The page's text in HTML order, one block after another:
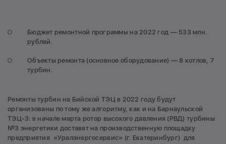
Бюджет ремонтной программы на 2022 год — 533 млн.
рублей.
Объекты ремонта (основное оборудование) — 8 котлов, 7
турбин.
Ремонты турбин на Бийской ТЭЦ в 2022 году будут
организованы по тому же алгоритму, как и на Барнаульской
ТЭЦ-3: в начале марта ротор высокого давления (РВД) турбины
№3 энергетики доставят на производственную площадку
предприятия «Уралэнергосервис» (г. Екатеринбург) для